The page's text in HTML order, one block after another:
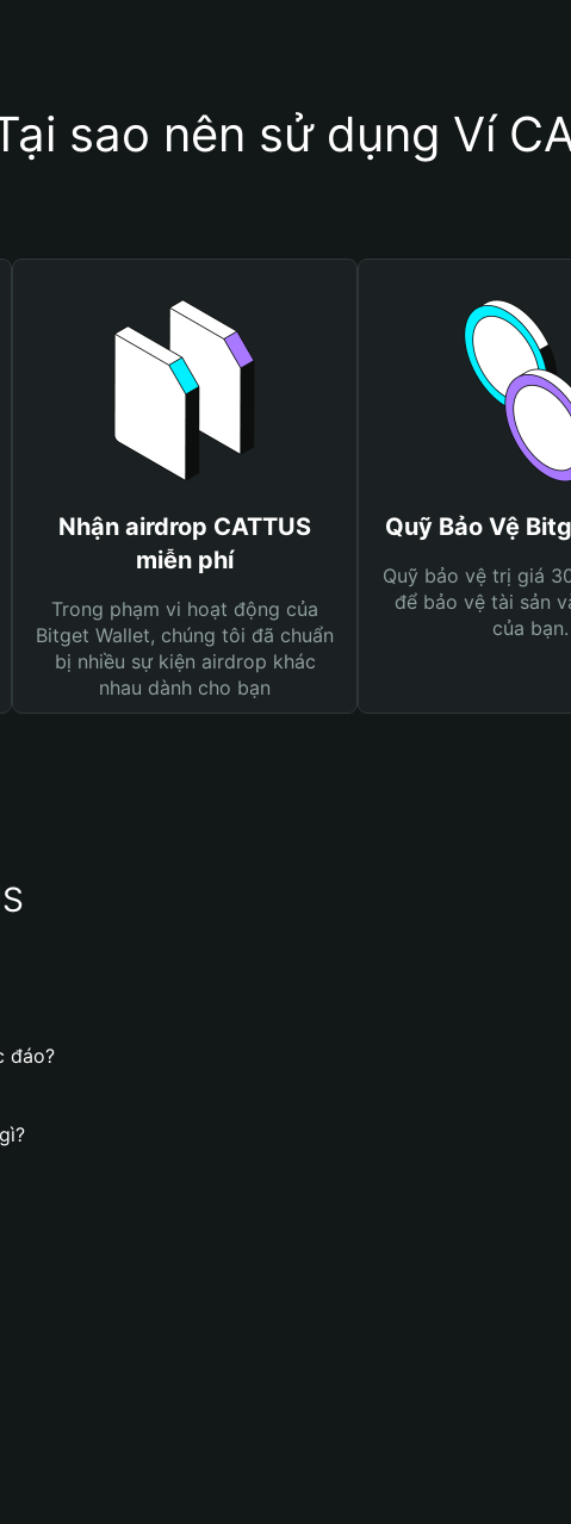
sao nên sử dụng Ví
Nhận airdrop CATTUS
miễn phí
Trong phạm vi hoạt động của
Bitget Wallet, chúng tôi đã chuẩn
bị nhiều sự kiện airdrop khác
nhau dành cho bạn
Quỹ Bảo Vệ
Quỹ bảo vệ trị giá
để bảo vệ tài sản
của bạn.
đáo?